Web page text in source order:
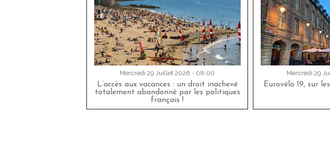
Mercredi 29 Juillet 2026 - 08:00
L’accès aux vacances : un droit inachevé
totalement abandonné par les politiques
français !
Mercredi 29
Eurovélo 19, sur